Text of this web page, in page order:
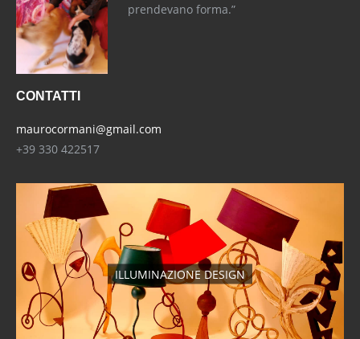
prendevano forma.”
CONTATTI
maurocormani@gmail.com
+39 330 422517
ILLUMINAZIONE DESIGN